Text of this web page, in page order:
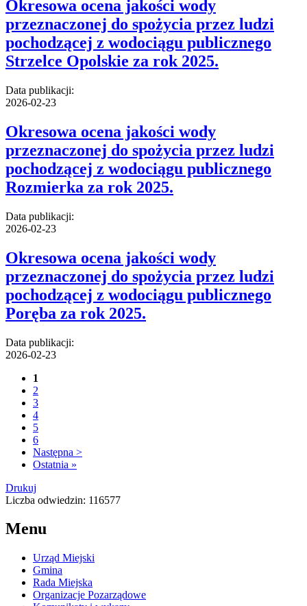
Okresowa ocena jakości wody
przeznaczonej do spożycia przez ludzi
pochodzącej z wodociągu publicznego
Strzelce Opolskie za rok 2025.
Data publikacji:
2026-02-23
Okresowa ocena jakości wody
przeznaczonej do spożycia przez ludzi
pochodzącej z wodociągu publicznego
Rozmierka za rok 2025.
Data publikacji:
2026-02-23
Okresowa ocena jakości wody
przeznaczonej do spożycia przez ludzi
pochodzącej z wodociągu publicznego
Poręba za rok 2025.
Data publikacji:
2026-02-23
1
2
3
4
5
6
Następna >
Ostatnia »
Drukuj
Liczba odwiedzin: 116577
Menu
Urząd Miejski
Gmina
Rada Miejska
Organizacje Pozarządowe